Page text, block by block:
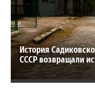
История
СССР возвращали